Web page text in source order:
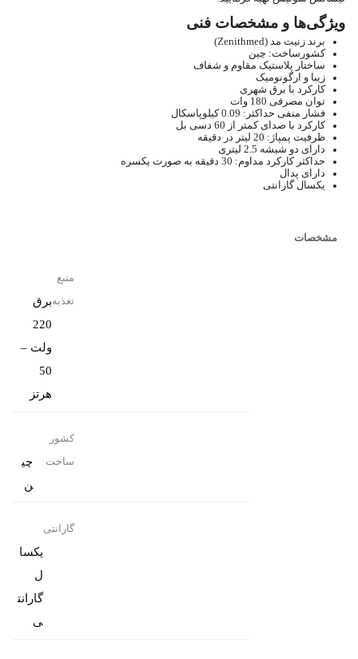
ویژگی‌ها و مشخصات فنی
برند زنیت مد (Zenithmed)
کشورساخت: چین
ساختار پلاستیک مقاوم و شفاف
زیبا و ارگونومیک
کارکرد با برق شهری
توان مصرفی 180 وات
فشار منفی حداکثر: 0.09 کیلوپاسکال
کارکرد با صدای کمتر از 60 دسی بل
ظرفیت پمپاژ: 20 لیتر در دقیقه
دارای دو شیشه 2.5 لیتری
حداکثر کارکرد مداوم: 30 دقیقه به صورت یکسره
دارای پدال
یکسال گارانتی
مشخصات
منبع
تغذیهبرق
220
ولت –
50
هرتز
کشور
ساخت
چی
ن
گارانتی
یکسا
ل
گارانت
ی